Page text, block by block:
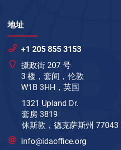
地址
+1 205 855 3153
摄政街 207 号
3 楼，套间，伦敦
W1B 3HH，英国
1321 Upland Dr.
套房 3819
休斯敦，德克萨斯州 77043
info@idaoffice.org